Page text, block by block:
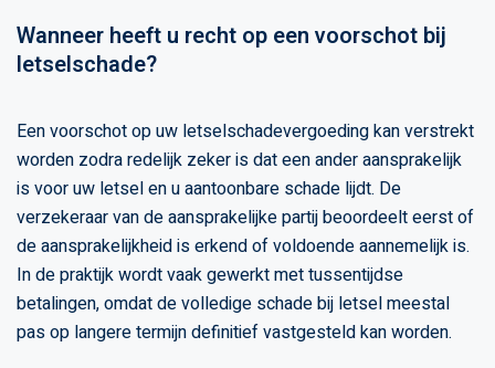
Wanneer heeft u recht op een voorschot bij
letselschade?
Een voorschot op uw letselschadevergoeding kan verstrekt
worden zodra redelijk zeker is dat een ander aansprakelijk
is voor uw letsel en u aantoonbare schade lijdt. De
verzekeraar van de aansprakelijke partij beoordeelt eerst of
de aansprakelijkheid is erkend of voldoende aannemelijk is.
In de praktijk wordt vaak gewerkt met tussentijdse
betalingen, omdat de volledige schade bij letsel meestal
pas op langere termijn definitief vastgesteld kan worden.